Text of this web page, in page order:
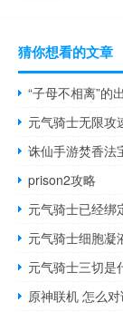
猜你想看的文章
“子母不相离”的
元气骑士无限攻
诛仙手游焚香法
prison2攻略
元气骑士已经绑
元气骑士细胞凝
元气骑士三切是
原神联机 怎么